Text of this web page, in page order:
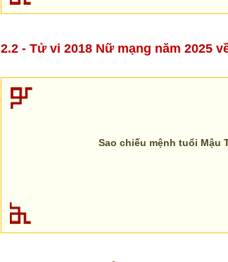
2.2 - Tử vi 2018 Nữ mạng năm 2025
Sao chiếu mệnh tuổi Mậu